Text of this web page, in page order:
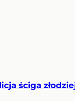
ściga